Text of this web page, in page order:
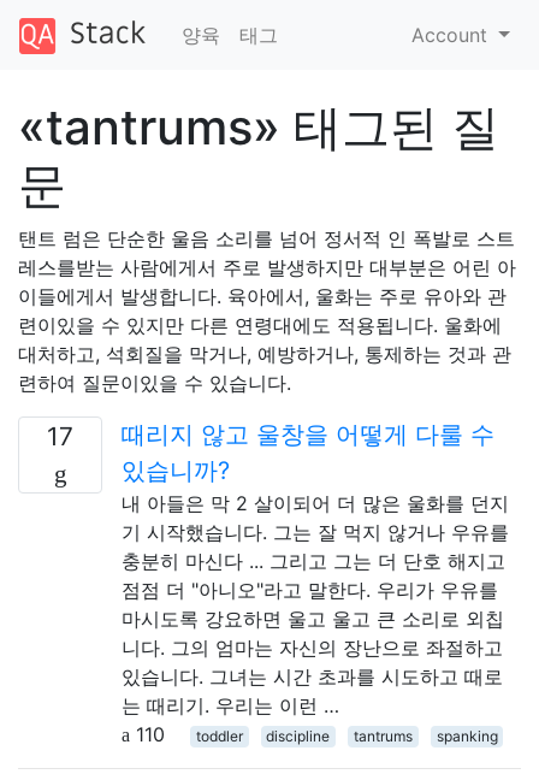
양육 태그 Account
«tantrums» 태그된 질
문
탠트 럼은 단순한 울음 소리를 넘어 정서적 인 폭발로 스트
레스를받는 사람에게서 주로 발생하지만 대부분은 어린 아
이들에게서 발생합니다. 육아에서, 울화는 주로 유아와 관
련이있을 수 있지만 다른 연령대에도 적용됩니다. 울화에
대처하고, 석회질을 막거나, 예방하거나, 통제하는 것과 관
련하여 질문이있을 수 있습니다.
17
때리지 않고 울창을 어떻게 다룰 수
있습니까?
내 아들은 막 2 살이되어 더 많은 울화를 던지
기 시작했습니다. 그는 잘 먹지 않거나 우유를
충분히 마신다 ... 그리고 그는 더 단호 해지고
점점 더 "아니오"라고 말한다. 우리가 우유를
마시도록 강요하면 울고 울고 큰 소리로 외칩
니다. 그의 엄마는 자신의 장난으로 좌절하고
있습니다. 그녀는 시간 초과를 시도하고 때로
는 때리기. 우리는 이런 …
110
toddler discipline tantrums spanking